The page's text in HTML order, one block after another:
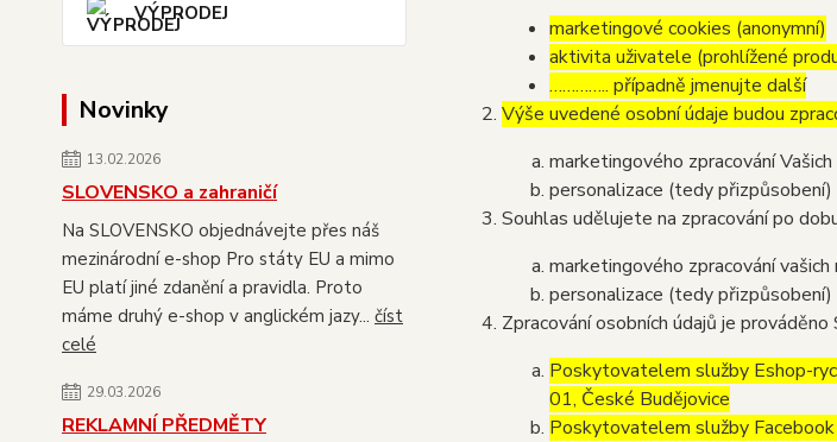
VÝPRODEJ
Novinky
13.02.2026
SLOVENSKO a zahraničí
Na SLOVENSKO objednávejte přes náš
mezinárodní e-shop Pro státy EU a mimo
EU platí jiné zdanění a pravidla. Proto
máme druhý e-shop v anglickém jazy... číst
celé
29.03.2026
REKLAMNÍ PŘEDMĚTY
marketingové cookies (anonymní)
aktivita uživatele (prohlížené
………….. případně jmenujte další
Výše uvedené osobní údaje budou
marketingového zpracování
personalizace (tedy přizpůsobení)
Souhlas udělujete na zpracování po
marketingového zpracování
personalizace (tedy
Zpracování osobních údajů je
Poskytovatelem služby Eshop-
01, České Budějovice
Poskytovatelem služby